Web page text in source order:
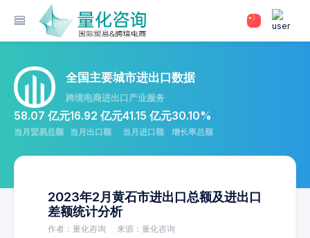
全国主要城市进出口数据
跨境电商进出口产业服务
58.07 亿元
当月贸易总额
16.92 亿元
当月出口额
41.15 亿元
当月进口额
30.10%
增长率总额
2023年2月黄石市进出口总额及进出口
差额统计分析
作者：量化咨询 来源：量化咨询